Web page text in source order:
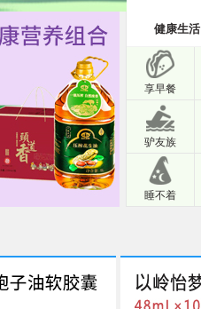
健康生活
享早餐
驴友族
睡不着